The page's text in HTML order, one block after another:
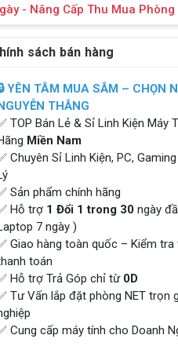
- Nâng Cấp Thu Mua Phòng
sách bán hàng
YÊN TÂM MUA SẮM – CHỌN
THẮNG
TOP Bán Lẻ & Sỉ Linh Kiện Máy
Miền Nam
Chuyên Sỉ Linh Kiện, PC,
Sản phẩm chính hãng
Hỗ trợ 1 Đổi 1 trong 30 ngày
7 ngày )
Giao hàng toàn quốc – Kiểm
toán
Hỗ trợ Trả Góp chỉ từ 0D
Tư Vấn lắp đặt phòng NET trọn
Cung cấp máy tính cho Doanh